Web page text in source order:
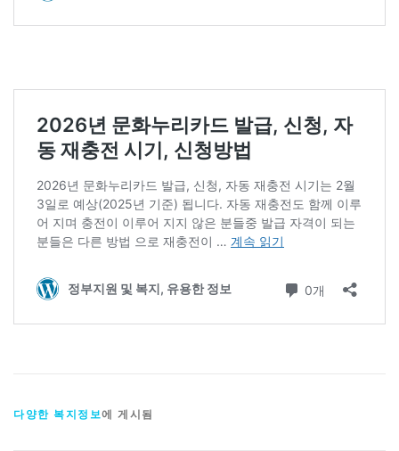
다양한 복지정보에 게시됨